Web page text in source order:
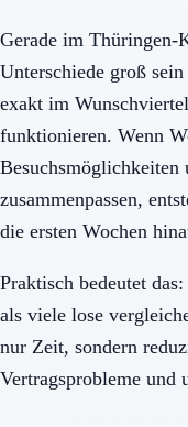
Gerade im
Unterschiede groß
exakt im
funktionieren. Wenn
Besuchsmöglichkeiten
zusammenpassen,
die ersten Wochen
Praktisch bedeutet
als viele lose
nur Zeit, sondern
Vertragsprobleme und